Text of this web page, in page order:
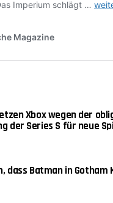
Xbox wegen der
der Series S für neue
dass Batman in Gotham